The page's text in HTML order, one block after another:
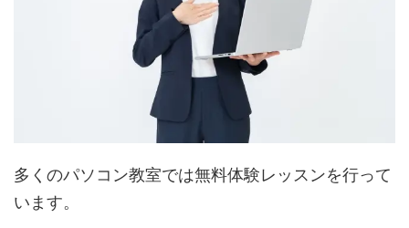
多くのパソコン教室では無料体験レッスンを行って
います。